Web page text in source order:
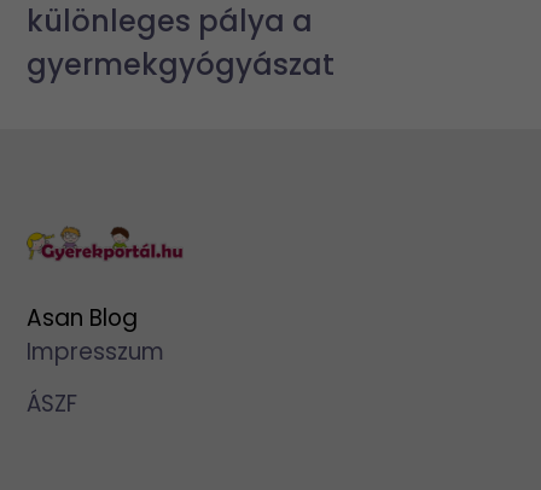
különleges pálya a
gyermekgyógyászat
Asan Blog
Impresszum
ÁSZF